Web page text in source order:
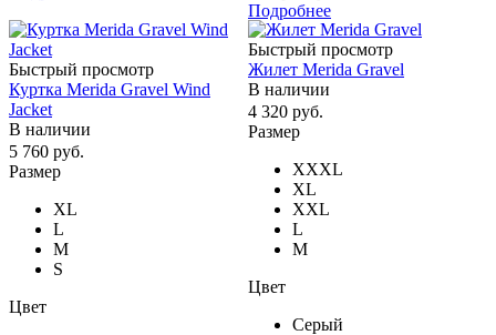
Подробнее
Быстрый просмотр
Куртка Merida Gravel Wind
Jacket
В наличии
5 760 руб.
Размер
XL
L
M
S
Цвет
Быстрый просмотр
Жилет Merida Gravel
В наличии
4 320 руб.
Размер
XXXL
XL
XXL
L
M
Цвет
Серый